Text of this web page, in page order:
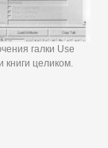
галки Use
книги целиком.